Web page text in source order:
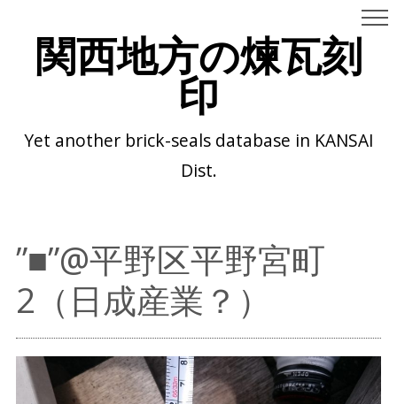
関西地方の煉瓦刻
印
Yet another brick-seals database in KANSAI
Dist.
”■”@平野区平野宮町
2（日成産業？）